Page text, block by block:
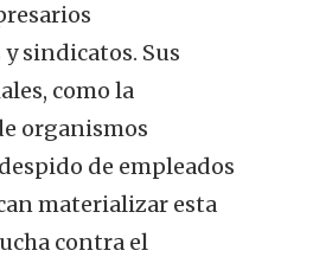
sindicatos. Sus
como la
organismos
de empleados
materializar esta
contra el